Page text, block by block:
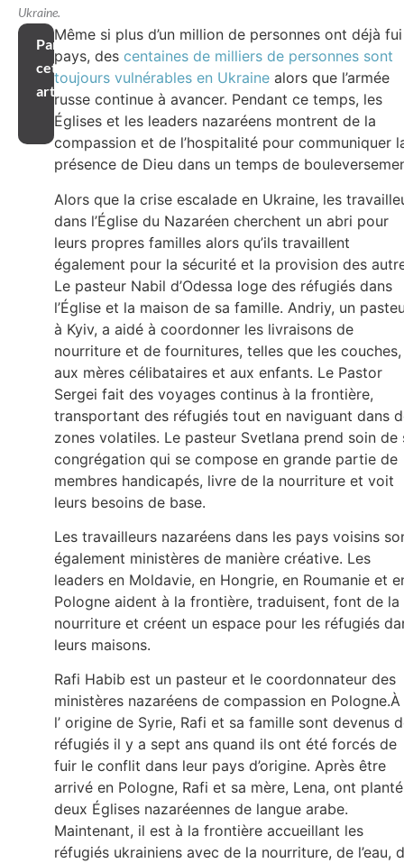
Ukraine.
Partager
cet
article
Même si plus d’un million de personnes ont déjà
pays, des centaines de milliers de personnes sont
toujours vulnérables en Ukraine alors que l’armée
russe continue à avancer. Pendant ce temps, les
Églises et les leaders nazaréens montrent de la
compassion et de l’hospitalité pour communiquer
présence de Dieu dans un temps de
Alors que la crise escalade en Ukraine, les
dans l’Église du Nazaréen cherchent un abri pour
leurs propres familles alors qu’ils travaillent
également pour la sécurité et la provision des
Le pasteur Nabil d’Odessa loge des réfugiés dans
l’Église et la maison de sa famille. Andriy, un
à Kyiv, a aidé à coordonner les livraisons de
nourriture et de fournitures, telles que les couches,
aux mères célibataires et aux enfants. Le Pastor
Sergei fait des voyages continus à la frontière,
transportant des réfugiés tout en naviguant dans
zones volatiles. Le pasteur Svetlana prend soin de
congrégation qui se compose en grande partie de
membres handicapés, livre de la nourriture et voit
leurs besoins de base.
Les travailleurs nazaréens dans les pays voisins
également ministères de manière créative. Les
leaders en Moldavie, en Hongrie, en Roumanie et
Pologne aident à la frontière, traduisent, font de la
nourriture et créent un espace pour les réfugiés
leurs maisons.
Rafi Habib est un pasteur et le coordonnateur des
ministères nazaréens de compassion en Pologne.À
l’ origine de Syrie, Rafi et sa famille sont devenus
réfugiés il y a sept ans quand ils ont été forcés de
fuir le conflit dans leur pays d’origine. Après être
arrivé en Pologne, Rafi et sa mère, Lena, ont planté
deux Églises nazaréennes de langue arabe.
Maintenant, il est à la frontière accueillant les
réfugiés ukrainiens avec de la nourriture, de l’eau,